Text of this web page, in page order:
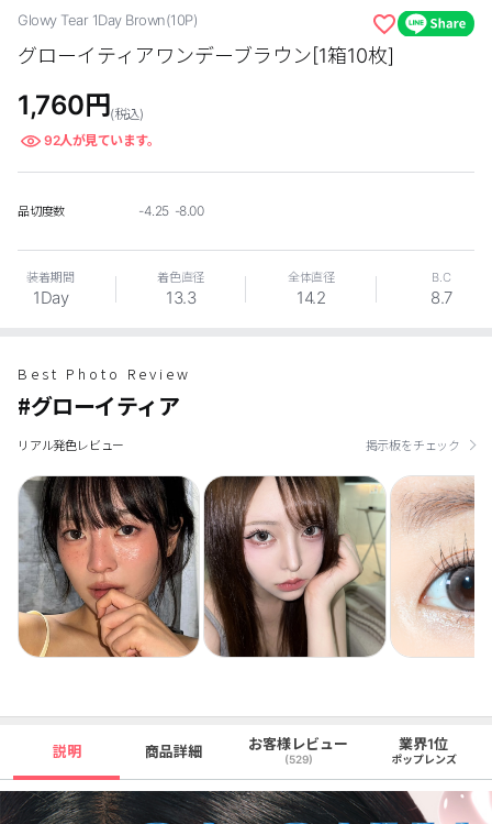
カスタマーサービス
ショッピングガイド
アプリダウンロード
Glowy Tear 1Day Brown(10P)
グローイティアワンデーブラウン[1箱10枚]
1,760円(税込)
92人が見ています。
品切度数 -4.25 -8.00
装着期間
1Day
着色直径
13.3
全体直径
14.2
B.C
8.7
Best Photo Review
#グローイティア
リアル発色レビュー 掲示板をチェック
説明 商品詳細 お客様レビュー
(529)
業界1位
ポップレンズ